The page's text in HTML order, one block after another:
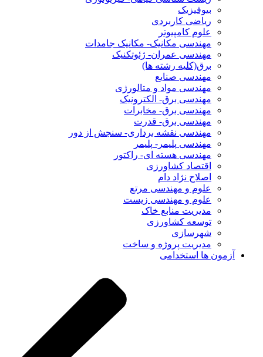
بیوفیزیک
ریاضی کاربردی
علوم کامپیوتر
مهندسی مکانیک- مکانیک جامدات
مهندسی عمران- ژئوتکنیک
برق(کلیه رشته ها)
مهندسی صنایع
مهندسی مواد و متالورژی
مهندسی برق- الکترونیک
مهندسی برق- مخابرات
مهندسی برق- قدرت
مهندسی نقشه برداری- سنجش از دور
مهندسی پلیمر- پلیمر
مهندسی هسته ای- راکتور
اقتصاد کشاورزی
اصلاح نژاد دام
علوم و مهندسی مرتع
علوم و مهندسی زیست
مدیریت منابع خاک
توسعه کشاورزی
شهرسازی
مدیریت پروژه و ساخت
آزمون ها استخدامی